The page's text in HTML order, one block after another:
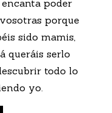
encanta poder
porque
sido mamis,
queráis serlo
todo lo
yo.